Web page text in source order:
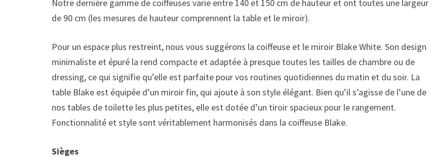
Notre dernière gamme de coiffeuses varie entre 140 et 150 cm de hauteur et ont toutes une largeur
de 90 cm (les mesures de hauteur comprennent la table et le miroir).
Pour un espace plus restreint, nous vous suggérons la coiffeuse et le miroir Blake White. Son design
minimaliste et épuré la rend compacte et adaptée à presque toutes les tailles de chambre ou de
dressing, ce qui signifie qu’elle est parfaite pour vos routines quotidiennes du matin et du soir. La
table Blake est équipée d’un miroir fin, qui ajoute à son style élégant. Bien qu’il s’agisse de l’une de
nos tables de toilette les plus petites, elle est dotée d’un tiroir spacieux pour le rangement.
Fonctionnalité et style sont véritablement harmonisés dans la coiffeuse Blake.
Sièges